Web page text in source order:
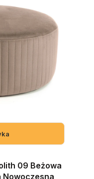
09 Beżowa
Nowoczesna
szczegóły